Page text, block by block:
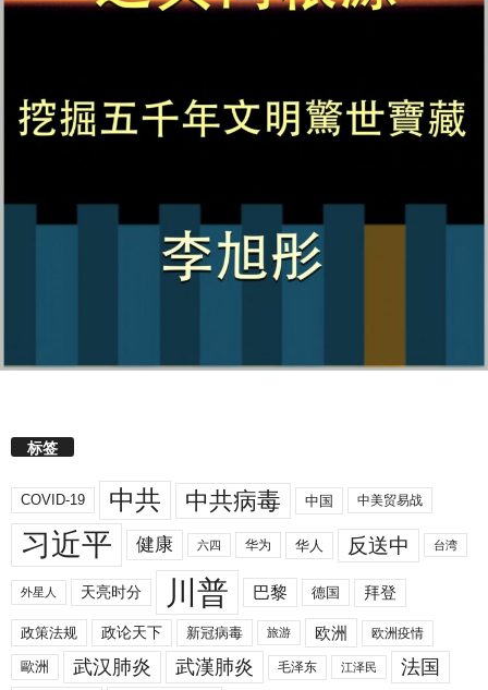
标签
COVID-19 中共 中共病毒 中国 中美贸易战
习近平 健康 六四 华为 华人 反送中 台湾
外星人 天亮时分 川普 巴黎 德国 拜登
政策法规 政论天下 新冠病毒 旅游 欧洲 欧洲疫情
歐洲 武汉肺炎 武漢肺炎 毛泽东 江泽民 法国